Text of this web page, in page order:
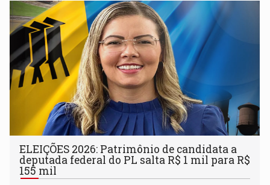
ELEIÇÕES 2026: Patrimônio de candidata a
deputada federal do PL salta R$ 1 mil para R$
155 mil